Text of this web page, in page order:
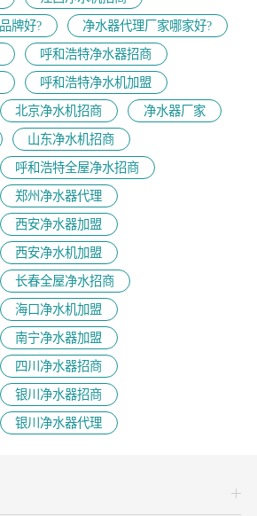
牌好?
净水器代理厂家哪家好?
呼和浩特净水器招商
呼和浩特净水机加盟
北京净水机招商
净水器厂家
山东净水机招商
呼和浩特全屋净水招商
郑州净水器代理
西安净水器加盟
西安净水机加盟
长春全屋净水招商
海口净水机加盟
南宁净水器加盟
四川净水器招商
银川净水器招商
银川净水器代理